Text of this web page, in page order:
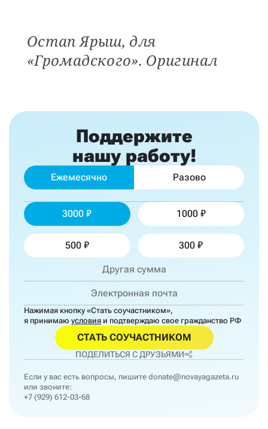
Остап Ярыш, для
«Громадского». Оригинал
Поддержите
нашу работу!
Ежемесячно Разово
3000 1000
500 300
Нажимая кнопку «Стать соучастником»,
я принимаю условия и подтверждаю свое гражданство РФ
СТАТЬ СОУЧАСТНИКОМ
ПОДЕЛИТЬСЯ С ДРУЗЬЯМИ
Если у вас есть вопросы, пишите donate@novayagazeta.ru
или звоните:
+7 (929) 612-03-68